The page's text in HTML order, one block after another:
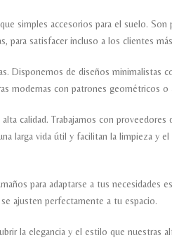
simples accesorios para el suelo.
para satisfacer incluso a los clientes
Disponemos de diseños minimalistas
modernas con patrones geométricos
calidad. Trabajamos con
larga vida útil y facilitan la limpieza y
para adaptarse a tus necesidades
ajusten perfectamente a tu espacio.
la elegancia y el estilo que nuestras